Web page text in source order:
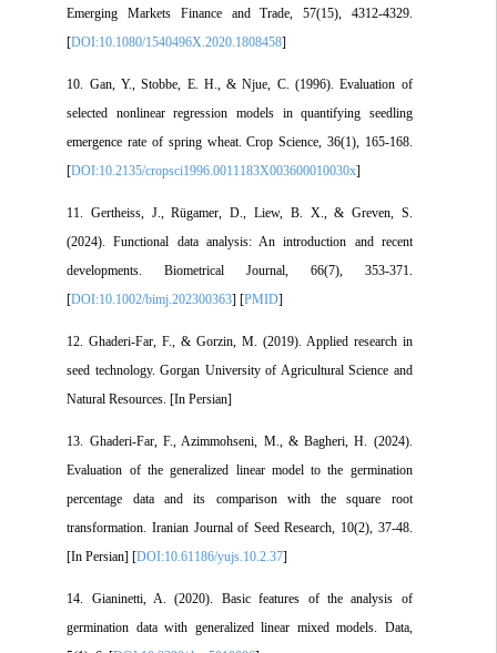
Emerging Markets Finance and Trade, 57(15), 4312-4329.
[DOI:10.1080/1540496X.2020.1808458
10. Gan, Y., Stobbe, E. H., & Njue, C. (1996). Evaluation of
selected nonlinear regression models in quantifying seedling
emergence rate of spring wheat. Crop Science, 36(1), 165-168.
[DOI:10.2135/cropsci1996.0011183X003600010030x
11. Gertheiss, J., Rügamer, D., Liew, B. X., & Greven, S.
(2024). Functional data analysis: An introduction and recent
developments. Biometrical Journal, 66(7), 353-371.
[DOI:10.1002/bimj.202300363] [PMID
12. Ghaderi-Far, F., & Gorzin, M. (2019). Applied research in
seed technology. Gorgan University of Agricultural Science and
Natural Resources. [In Persian]
13. Ghaderi-Far, F., Azimmohseni, M., & Bagheri, H. (2024).
Evaluation of the generalized linear model to the germination
percentage data and its comparison with the square root
transformation. Iranian Journal of Seed Research, 10(2), 37-48.
[In Persian] [DOI:10.61186/yujs.10.2.37
14. Gianinetti, A. (2020). Basic features of the analysis of
germination data with generalized linear mixed models. Data,